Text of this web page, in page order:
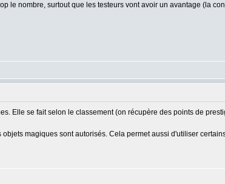
le nombre, surtout que les testeurs vont avoir un avantage (la
Elle se fait selon le classement (on récupère des points de
magiques sont autorisés. Cela permet aussi d'utiliser